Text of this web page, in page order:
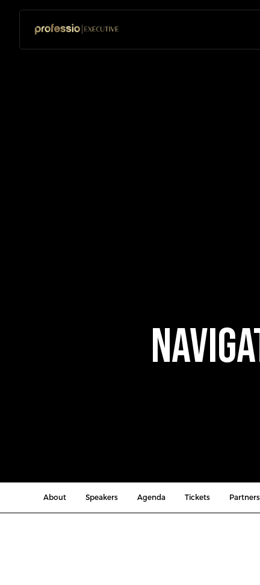
About Speakers Agenda Tickets Partners